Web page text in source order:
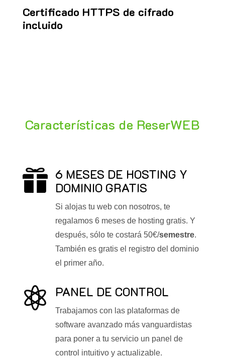
Certificado HTTPS de cifrado
incluido
Características de ReserWEB
 6 MESES DE HOSTING Y
DOMINIO GRATIS
Si alojas tu web con nosotros, te
regalamos 6 meses de hosting gratis. Y
después, sólo te costará 50€/semestre.
También es gratis el registro del dominio
el primer año.
 PANEL DE CONTROL
Trabajamos con las plataformas de
software avanzado más vanguardistas
para poner a tu servicio un panel de
control intuitivo y actualizable.